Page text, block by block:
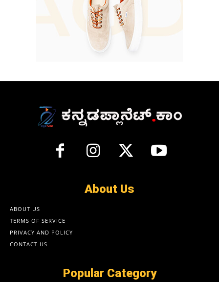
About Us
ABOUT US
TERMS OF SERVICE
PRIVACY AND POLICY
CONTACT US
Popular Category